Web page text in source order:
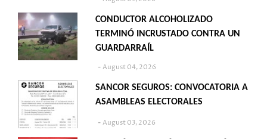
CONDUCTOR ALCOHOLIZADO
TERMINÓ INCRUSTADO CONTRA UN
GUARDARRAÍL
August 04, 2026
SANCOR SEGUROS: CONVOCATORIA A
ASAMBLEAS ELECTORALES
August 03, 2026